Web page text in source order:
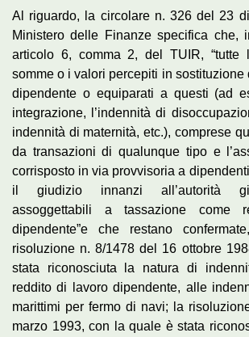
Al riguardo, la circolare n. 326 del 23
Ministero delle Finanze specifica che,
articolo 6, comma 2, del TUIR,
somme o i valori percepiti in sostituzione
dipendente o equiparati a questi (ad
integrazione, l’indennità di
indennità di maternità, etc.), comprese
da transazioni di qualunque tipo e
corrisposto in via provvisoria a
il giudizio innanzi all’autorità
assoggettabili a tassazione come
dipendente”e che restano
risoluzione n. 8/1478 del 16 ottobre
stata riconosciuta la natura di
reddito di lavoro dipendente, alle
marittimi per fermo di navi; la
marzo 1993, con la quale è stata